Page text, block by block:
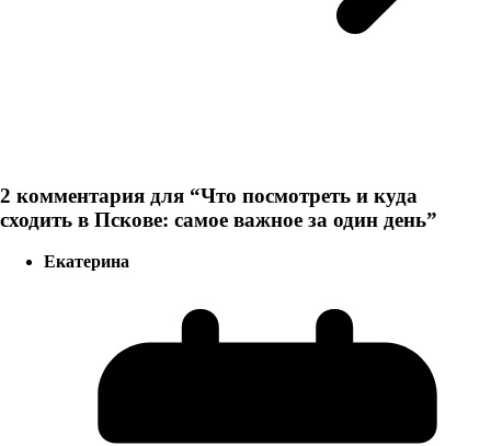
2 комментария для “Что посмотреть и куда
сходить в Пскове: самое важное за один день”
Екатерина